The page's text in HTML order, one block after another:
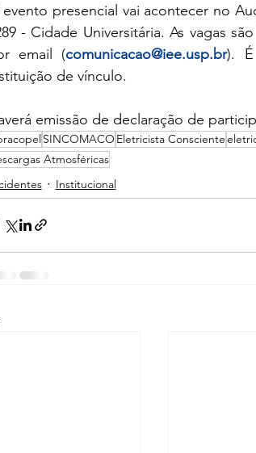
evento presencial vai acontecer no
- Cidade Universitária. As vagas
email (comunicacao@iee.usp.br). É
de vínculo.
emissão de declaração de
SINCOMACO Eletricista Consciente
Atmosféricas
Institucional